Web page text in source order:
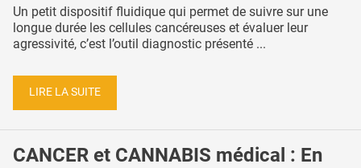
Un petit dispositif fluidique qui permet de suivre sur une
longue durée les cellules cancéreuses et évaluer leur
agressivité, c’est l’outil diagnostic présenté ...
LIRE LA SUITE
CANCER et CANNABIS médical : En